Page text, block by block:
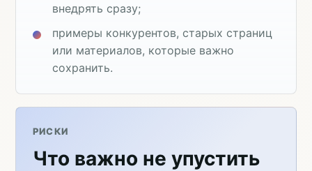
внедрять сразу;
примеры конкурентов, старых страниц
или материалов, которые важно
сохранить.
РИСКИ
Что важно не упустить